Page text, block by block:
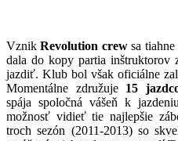
VznikRevolution crewsa tiahne
dala do kopy partia inštruktorov
jazdiť. Klub bol však oficiálne
Momentálne združuje 15
spája spoločná vášeň k
možnosť vidieť tie najlepšie
troch sezón (2011-2013) so